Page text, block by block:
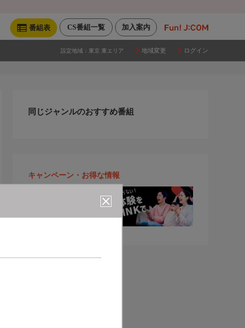
加入案内
CS番組一覧
番組表
設定地域： 東京 東エリア 地域変更 ログイン
同じジャンルのおすすめ番組
キャンペーン・お得な情報